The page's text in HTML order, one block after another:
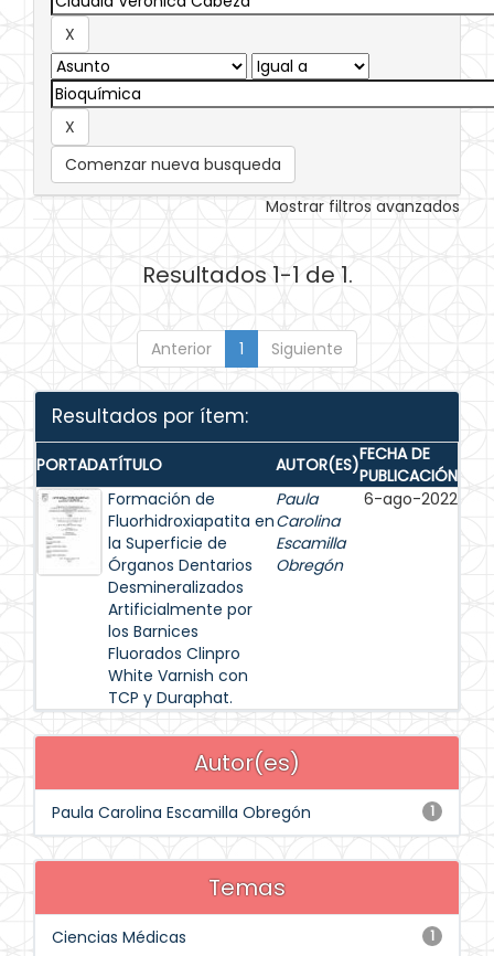
Comenzar nueva busqueda
Mostrar filtros avanzados
Resultados 1-1 de 1.
Anterior 1 Siguiente
Resultados por ítem:
PORTADATÍTULO AUTOR(ES)FECHA DE
PUBLICACIÓN
Formación de
Fluorhidroxiapatita en
la Superficie de
Órganos Dentarios
Desmineralizados
Artificialmente por
los Barnices
Fluorados Clinpro
White Varnish con
TCP y Duraphat.
Paula
Carolina
Escamilla
Obregón
6-ago-2022
Autor(es)
1
Paula Carolina Escamilla Obregón
Temas
1
Ciencias Médicas